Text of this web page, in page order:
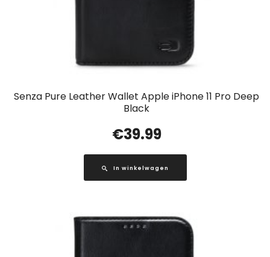
Senza Pure Leather Wallet Apple iPhone 11 Pro Deep
Black
€39.99
In winkelwagen